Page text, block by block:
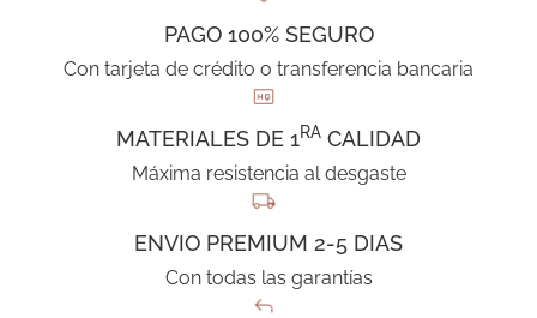
PAGO 100% SEGURO
Con tarjeta de crédito o transferencia bancaria
MATERIALES DE 1RA CALIDAD
Máxima resistencia al desgaste
ENVIO PREMIUM 2-5 DIAS
Con todas las garantías